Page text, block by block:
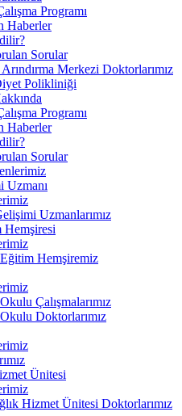
Programı
Haberler
Sorular
Merkezi Doktorlarımız
Polikliniği
Programı
Haberler
Sorular
Uzmanı
Uzmanlarımız
Hemşiremiz
Çalışmalarımız
Doktorlarımız
Ünitesi
Hizmet Ünitesi Doktorlarımız